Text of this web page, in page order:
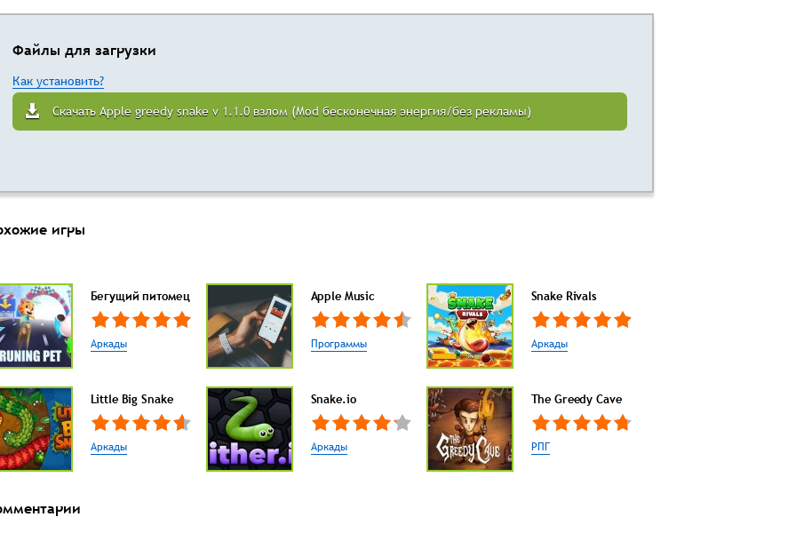
Файлы для загрузки
Как установить?
Скачать Apple greedy snake v 1.1.0 взлом (Mod бесконечная энергия/без рекламы)
игры
Бегущий питомец
Аркады
Apple Music
Программы
Snake Rivals
Аркады
Little Big Snake
Аркады
Snake.io
Аркады
The Greedy Cave
РПГ